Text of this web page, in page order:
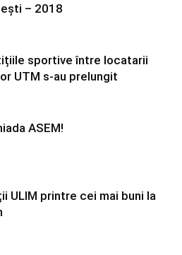
– 2018
sportive între locatarii
UTM s-au prelungit
ASEM!
ULIM printre cei mai buni la